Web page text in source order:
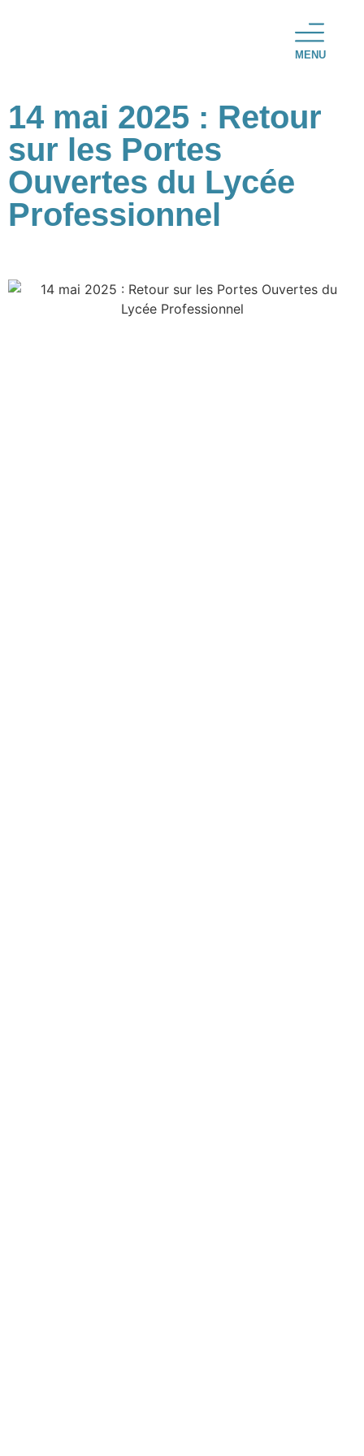
MENU
14 mai 2025 : Retour
sur les Portes
Ouvertes du Lycée
Professionnel